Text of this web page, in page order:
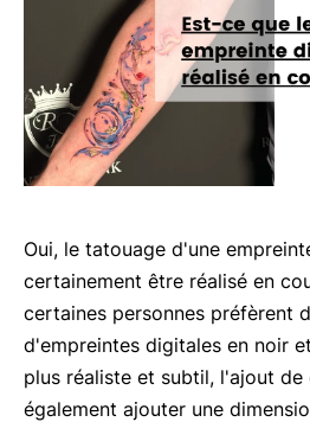
Oui, le tatouage d'une
certainement être réalisé en
certaines personnes préfèrent
d'empreintes digitales en noir
plus réaliste et subtil, l'ajout de
également ajouter une